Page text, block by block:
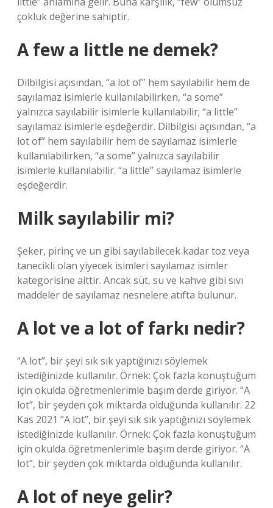
çokluk değerine sahiptir.
A few a little ne demek?
Dilbilgisi açısından, “a lot of” hem sayılabilir hem de
sayılamaz isimlerle kullanılabilirken, “a some”
yalnızca sayılabilir isimlerle kullanılabilir; “a little”
sayılamaz isimlerle eşdeğerdir. Dilbilgisi açısından, “a
lot of” hem sayılabilir hem de sayılamaz isimlerle
kullanılabilirken, “a some” yalnızca sayılabilir
isimlerle kullanılabilir. “a little” sayılamaz isimlerle
eşdeğerdir.
Milk sayılabilir mi?
Şeker, pirinç ve un gibi sayılabilecek kadar toz veya
tanecikli olan yiyecek isimleri sayılamaz isimler
kategorisine aittir. Ancak süt, su ve kahve gibi sıvı
maddeler de sayılamaz nesnelere atıfta bulunur.
A lot ve a lot of farkı nedir?
“A lot”, bir şeyi sık sık yaptığınızı söylemek
istediğinizde kullanılır. Örnek: Çok fazla konuştuğum
için okulda öğretmenlerimle başım derde giriyor. “A
lot”, bir şeyden çok miktarda olduğunda kullanılır. 22
Kas 2021 “A lot”, bir şeyi sık sık yaptığınızı söylemek
istediğinizde kullanılır. Örnek: Çok fazla konuştuğum
için okulda öğretmenlerimle başım derde giriyor. “A
lot”, bir şeyden çok miktarda olduğunda kullanılır.
A lot of neye gelir?